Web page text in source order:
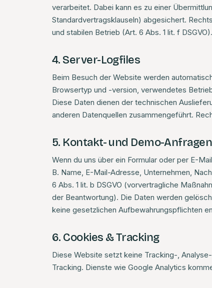
verarbeitet. Dabei kann es zu einer
Standardvertragsklauseln) abgesichert.
und stabilen Betrieb (Art. 6 Abs. 1 lit. f DSGVO).
4. Server-Logfiles
Beim Besuch der Website werden
Browsertyp und -version, verwendetes
Diese Daten dienen der technischen
anderen Datenquellen zusammengeführt.
5. Kontakt- und Demo-Anfragen
Wenn du uns über ein Formular oder per E-
B. Name, E-Mail-Adresse, Unternehmen,
6 Abs. 1 lit. b DSGVO (vorvertragliche
der Beantwortung). Die Daten werden
keine gesetzlichen Aufbewahrungspflichten
6. Cookies & Tracking
Diese Website setzt keine Tracking-,
Tracking. Dienste wie Google Analytics